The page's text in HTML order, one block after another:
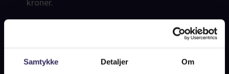
Samtykke Detaljer Om
Kinogavekort kan brukes til kjøp av både
kinobilletter og kioskvarer, og kan brukes på
Se fullstendig
her.